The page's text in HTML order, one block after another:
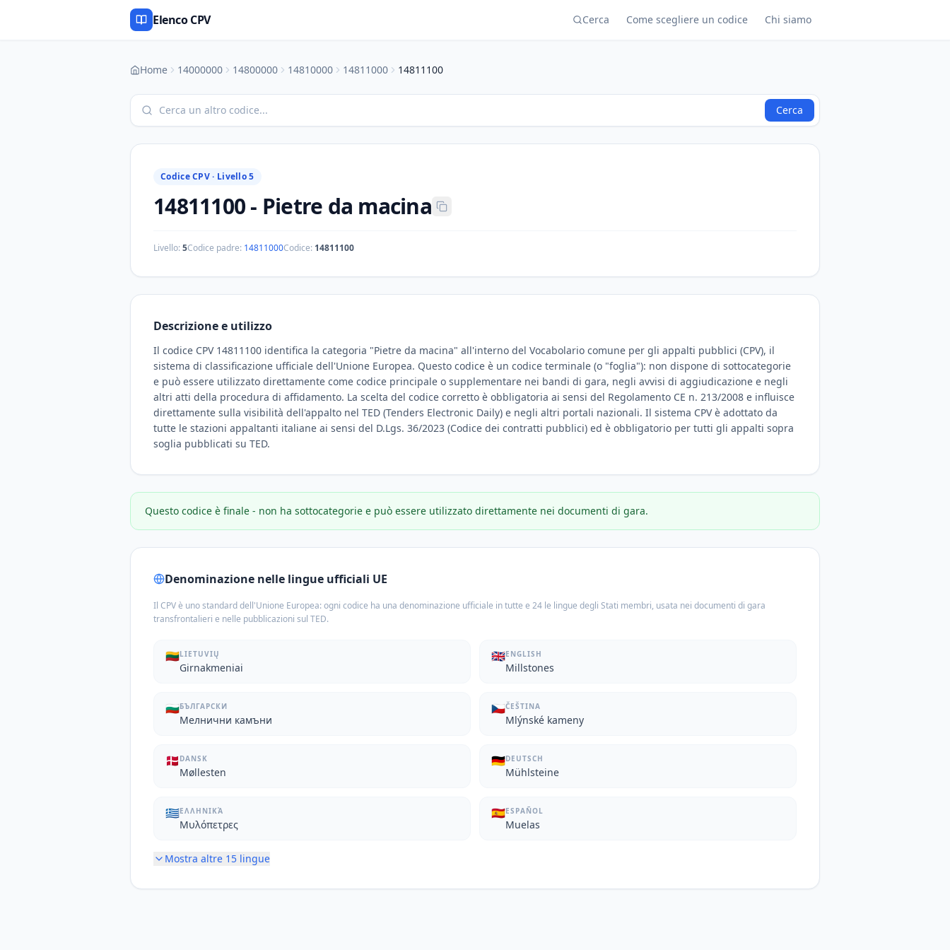
Elenco CPV Cerca Come scegliere un codice Chi siamo
Home 14000000 14800000 14810000 14811000 14811100
Cerca
Codice CPV · Livello 5
14811100- Pietre da macina
Livello:5Codice padre: 14811000Codice: 14811100
Descrizione e utilizzo
Il codice CPV 14811100 identifica la categoria "Pietre da macina" all'interno del Vocabolario comune per gli appalti pubblici (CPV), il
sistema di classificazione ufficiale dell'Unione Europea. Questo codice è un codice terminale (o "foglia"): non dispone di sottocategorie
e può essere utilizzato direttamente come codice principale o supplementare nei bandi di gara, negli avvisi di aggiudicazione e negli
altri atti della procedura di affidamento. La scelta del codice corretto è obbligatoria ai sensi del Regolamento CE n. 213/2008 e influisce
direttamente sulla visibilità dell'appalto nel TED (Tenders Electronic Daily) e negli altri portali nazionali. Il sistema CPV è adottato da
tutte le stazioni appaltanti italiane ai sensi del D.Lgs. 36/2023 (Codice dei contratti pubblici) ed è obbligatorio per tutti gli appalti sopra
soglia pubblicati su TED.
Questo codice è finale - non ha sottocategorie e può essere utilizzato direttamente nei documenti di gara.
Denominazione nelle lingue ufficiali UE
Il CPV è uno standard dell'Unione Europea: ogni codice ha una denominazione ufficiale in tutte e 24 le lingue degli Stati membri, usata nei documenti di gara
transfrontalieri e nelle pubblicazioni sul TED.
🇱🇹LIETUVIŲ
Girnakmeniai
🇬🇧ENGLISH
Millstones
🇧🇬БЪЛГАРСКИ
Мелнични камъни
🇨🇿ČEŠTINA
Mlýnské kameny
🇩🇰 DANSK
Møllesten
🇩🇪DEUTSCH
Mühlsteine
🇬🇷ΕΛΛΗΝΙΚΆ
Μυλόπετρες
🇪🇸ESPAÑOL
Muelas
Mostra altre 15 lingue